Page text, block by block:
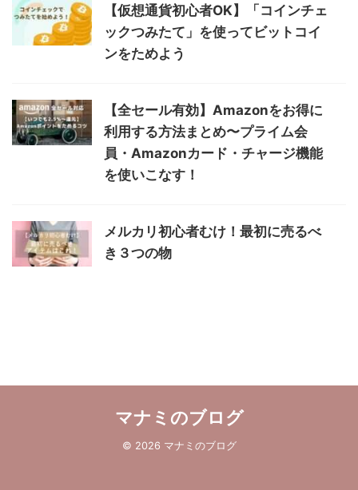
【仮想通貨初心者OK】「コインチェ
ックつみたて」を使ってビットコイ
ンをためよう
【全セール有効】Amazonをお得に
利用する方法まとめ〜プライム会
員・Amazonカード・チャージ機能
を使いこなす！
メルカリ初心者むけ！最初に売るべ
き３つの物
マナミのブログ
© 2026 マナミのブログ